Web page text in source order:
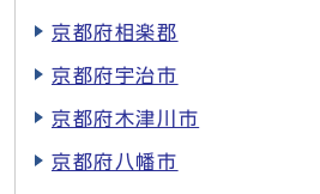
京都府相楽郡
京都府宇治市
京都府木津川市
京都府八幡市